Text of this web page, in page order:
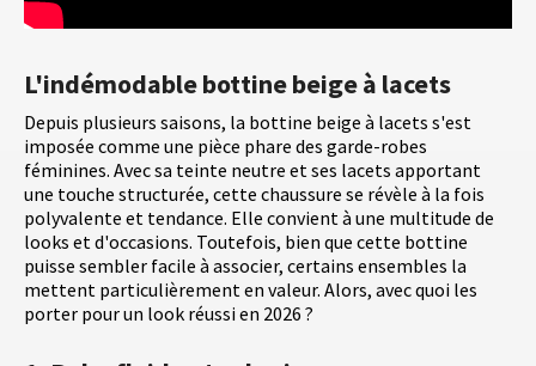
L'indémodable bottine beige à lacets
Depuis plusieurs saisons, la bottine beige à lacets s'est
imposée comme une pièce phare des garde-robes
féminines. Avec sa teinte neutre et ses lacets apportant
une touche structurée, cette chaussure se révèle à la fois
polyvalente et tendance. Elle convient à une multitude de
looks et d'occasions. Toutefois, bien que cette bottine
puisse sembler facile à associer, certains ensembles la
mettent particulièrement en valeur. Alors, avec quoi les
porter pour un look réussi en 2026 ?